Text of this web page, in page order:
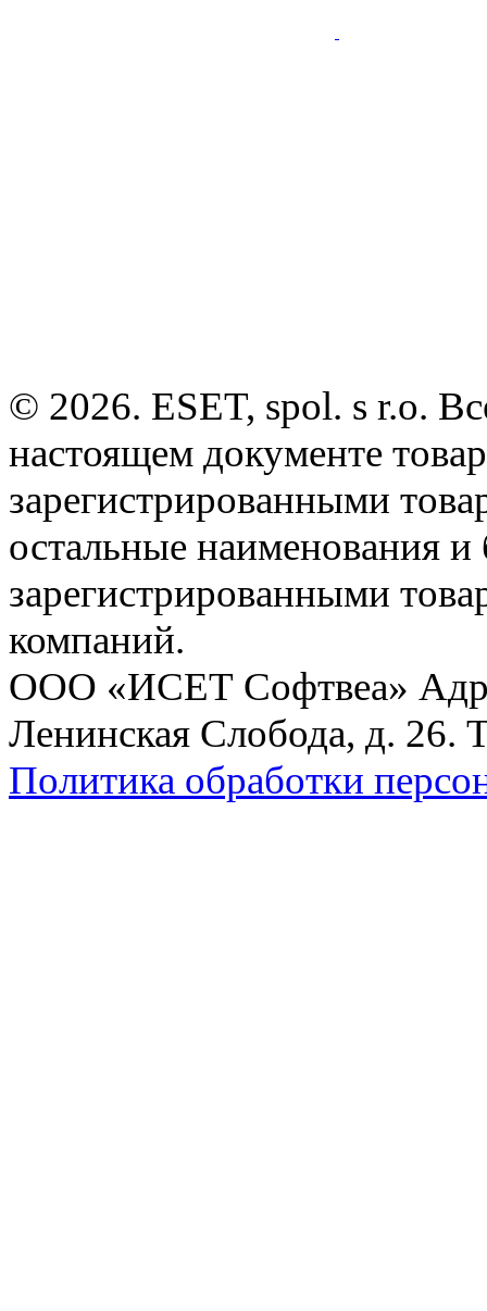
© 2026. ESET, spol. s r.o.
настоящем документе
зарегистрированными
остальные наименования
зарегистрированными
компаний.
ООО «ИСЕТ Софтвеа»
Ленинская Слобода, д. 26.
Политика обработки